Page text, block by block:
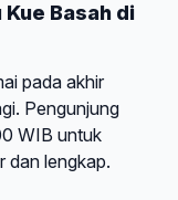
Basah di
pada akhir
Pengunjung
WIB untuk
dan lengkap.